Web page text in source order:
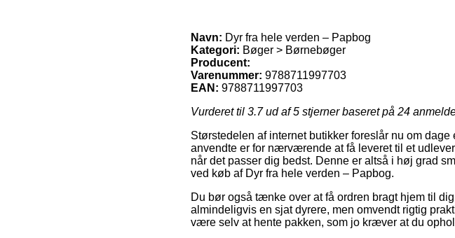
Navn: Dyr fra hele verden – Papbog
Kategori: Bøger > Børnebøger
Producent:
Varenummer: 9788711997703
EAN: 9788711997703
Vurderet til 3.7ud af 5 stjerner baseret på 24
Størstedelen af internet butikker foreslår nu om
anvendte er for nærværende at få leveret til et
når det passer dig bedst. Denne er altså i høj grad
ved køb af Dyr fra hele verden – Papbog.
Du bør også tænke over at få ordren bragt hjem til
almindeligvis en sjat dyrere, men omvendt rigtig
være selv at hente pakken, som jo kræver at du